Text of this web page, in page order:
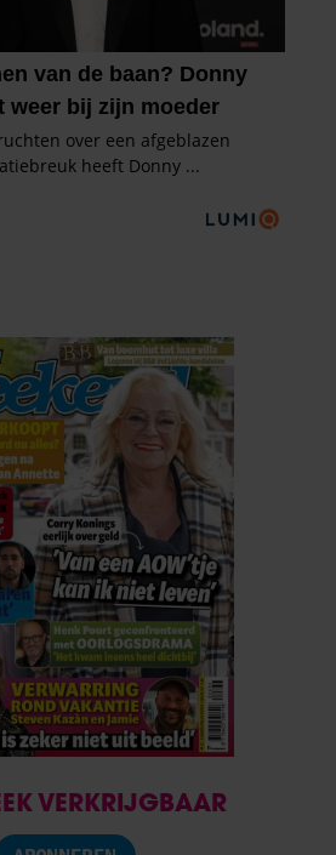
VERKRIJGBAAR